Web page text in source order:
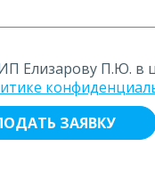
Елизарову П.Ю. в